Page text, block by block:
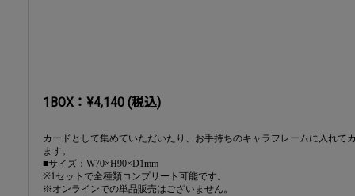
1BOX：¥4,140 (税込)
カードとして集めていただいたり、お手持ちのキャラフレームに入れて
ます。
■サイズ：W70×H90×D1mm
※1セットで全種類コンプリート可能です。
※オンラインでの単品販売はございません。